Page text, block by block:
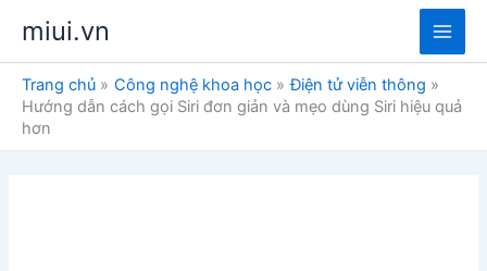
nội
dung
miui.vn
Main
Trang chủ Công nghệ khoa học
Điện tử viễn thông
Hướng dẫn cách gọi Siri đơn giản và mẹo dùng Siri hiệu quả
hơn